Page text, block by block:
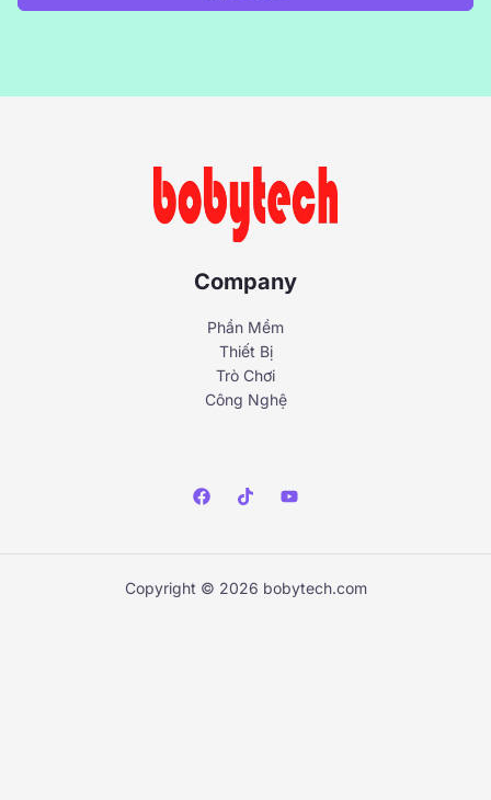
Company
Phần Mềm
Thiết Bị
Trò Chơi
Công Nghệ
Copyright © 2026 bobytech.com